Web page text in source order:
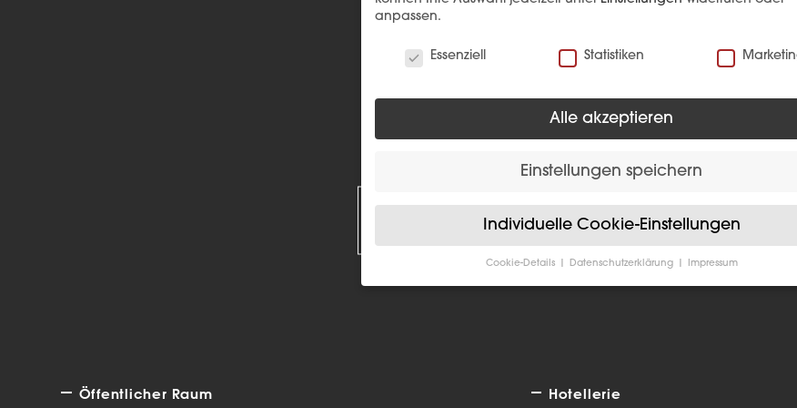
Öffentlicher Raum Hotellerie
anpassen.
Essenziell
Statistiken
Alle akzeptieren
Einstellungen speichern
Individuelle Cookie-Einstellungen
Cookie-Details Datenschutzerklärung Impressum
Datenschutzeinstellungen
und Ihre Erfahrung zu verbessern. Personenbezogene Daten können